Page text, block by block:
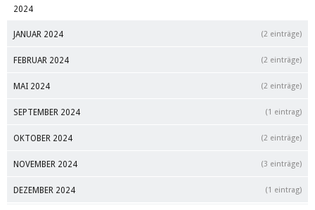
2024
JANUAR 2024 (2 einträge)
FEBRUAR 2024 (2 einträge)
MAI 2024 (2 einträge)
SEPTEMBER 2024 (1 eintrag)
OKTOBER 2024 (2 einträge)
NOVEMBER 2024 (3 einträge)
DEZEMBER 2024 (1 eintrag)